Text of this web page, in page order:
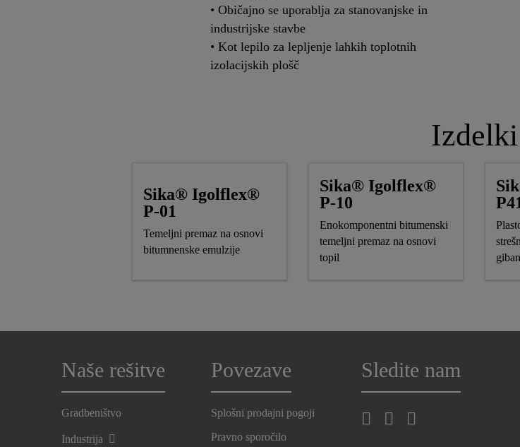
• Običajno se uporablja za stanovanjske in
industrijske stavbe
• Kot lepilo za lepljenje lahkih toplotnih
izolacijskih plošč
Izdelki
Sika® Igolflex®
P-01
Temeljni premaz na osnovi
bitumnenske emulzije
Sika® Igolflex®
P-10
Enokomponentni bitumenski
temeljni premaz na osnovi
topil
Naše rešitve
Gradbeništvo
Industrija
Povezave
Splošni prodajni pogoji
Pravno sporočilo
Sledite nam